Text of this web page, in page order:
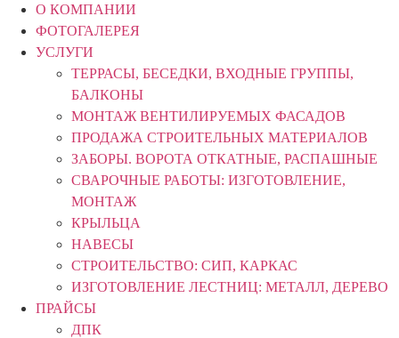
О КОМПАНИИ
ФОТОГАЛЕРЕЯ
УСЛУГИ
ТЕРРАСЫ, БЕСЕДКИ, ВХОДНЫЕ ГРУППЫ,
БАЛКОНЫ
МОНТАЖ ВЕНТИЛИРУЕМЫХ ФАСАДОВ
ПРОДАЖА СТРОИТЕЛЬНЫХ МАТЕРИАЛОВ
ЗАБОРЫ. ВОРОТА ОТКАТНЫЕ, РАСПАШНЫЕ
СВАРОЧНЫЕ РАБОТЫ: ИЗГОТОВЛЕНИЕ,
МОНТАЖ
КРЫЛЬЦА
НАВЕСЫ
СТРОИТЕЛЬСТВО: СИП, КАРКАС
ИЗГОТОВЛЕНИЕ ЛЕСТНИЦ: МЕТАЛЛ, ДЕРЕВО
ПРАЙСЫ
ДПК